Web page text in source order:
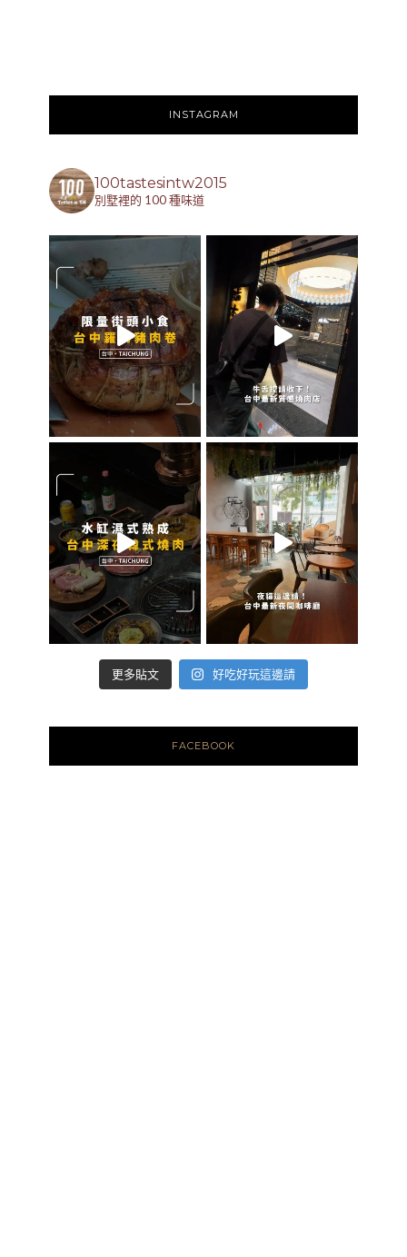
INSTAGRAM
100tastesintw2015
別墅裡的 100 種味道
更多貼文 好吃好玩這邊請
FACEBOOK